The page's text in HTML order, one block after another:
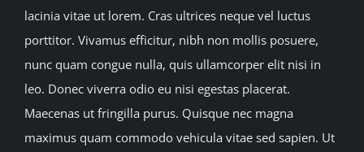
lacinia vitae ut lorem. Cras ultrices neque vel luctus
porttitor. Vivamus efficitur, nibh non mollis posuere,
nunc quam congue nulla, quis ullamcorper elit nisi in
leo. Donec viverra odio eu nisi egestas placerat.
Maecenas ut fringilla purus. Quisque nec magna
maximus quam commodo vehicula vitae sed sapien. Ut